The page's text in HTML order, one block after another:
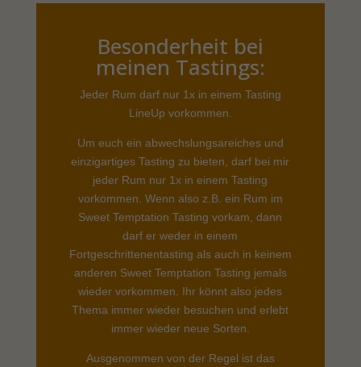
Besonderheit bei
meinen Tastings:
Jeder Rum darf nur 1x in einem Tasting
LineUp vorkommen.
Um euch ein abwechslungsareiches und
einzigartiges Tasting zu bieten, darf bei mir
jeder Rum nur 1x in einem Tasting
vorkommen. Wenn also z.B. ein Rum im
Sweet Temptation Tasting vorkam, dann
darf er weder in einem
Fortgeschrittenentasting als auch in keinem
anderen Sweet Temptation Tasting jemals
wieder vorkommen. Ihr könnt also jedes
Thema immer wieder besuchen und erlebt
immer wieder neue Sorten.
Ausgenommen von der Regel ist das